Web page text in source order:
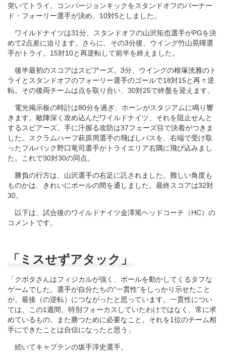
突いてトライ。コンバージョンキックをスタンドオフのバーナー
ド・フォーリー選手が決め、10対5としました。
ワイルドナイツは31分、スタンドオフの山沢拓也選手がPGを決
めて2点差に迫ります。さらに、その3分後、ウイング竹山晃暉選
手がトライ。15対10と再逆転して前半を終えました。
後半最初のスコアはスピアーズ。3分、ウイングの根塚洸雅のト
ライとスタンドオフのフォーリー選手のゴールで18対15と再々逆
転。その後両チームは点を取り合い、30対25で終盤を迎えます。
電光掲示板の時計は80分を過ぎ、ホーンがスタジアムに鳴り響
きます。敵陣深く攻め込んだワイルドナイツ、それを阻止せんと
するスピアーズ。手に汗握る攻防は37フェーズ目で決着がつきま
した。スクラムハーフ萩原周選手の飛ばしパスを、右端で受け取
ったフルバック野口竜司選手がトライエリア右隅に飛び込みまし
た。これで30対30の同点。
勝負の行方は、山沢選手の右足に託されました。難しい角度も
ものかは、きれいにポールの間を通しました。最終スコアは32対
30。
以下は、試合後のワイルドナイツ金澤篤ヘッドコーチ（HC）の
コメントです。
「ミスせずアタック」
「クボタさんはフィジカルが強く、ボールを動かしてくるタフな
ゲームでした。選手が自分たちの“一貫性”をしっかり示せたこと
が、最後（の逆転）につながったと思っています。一貫性につい
ては、この1週間、特別フォーカスしていたわけではなく、常に求
めているもの。また勝つために必要なこと。それを1位のチーム相
手にできたことは自信になったと思う」
続いてキャプテンの坂手淳史選手。